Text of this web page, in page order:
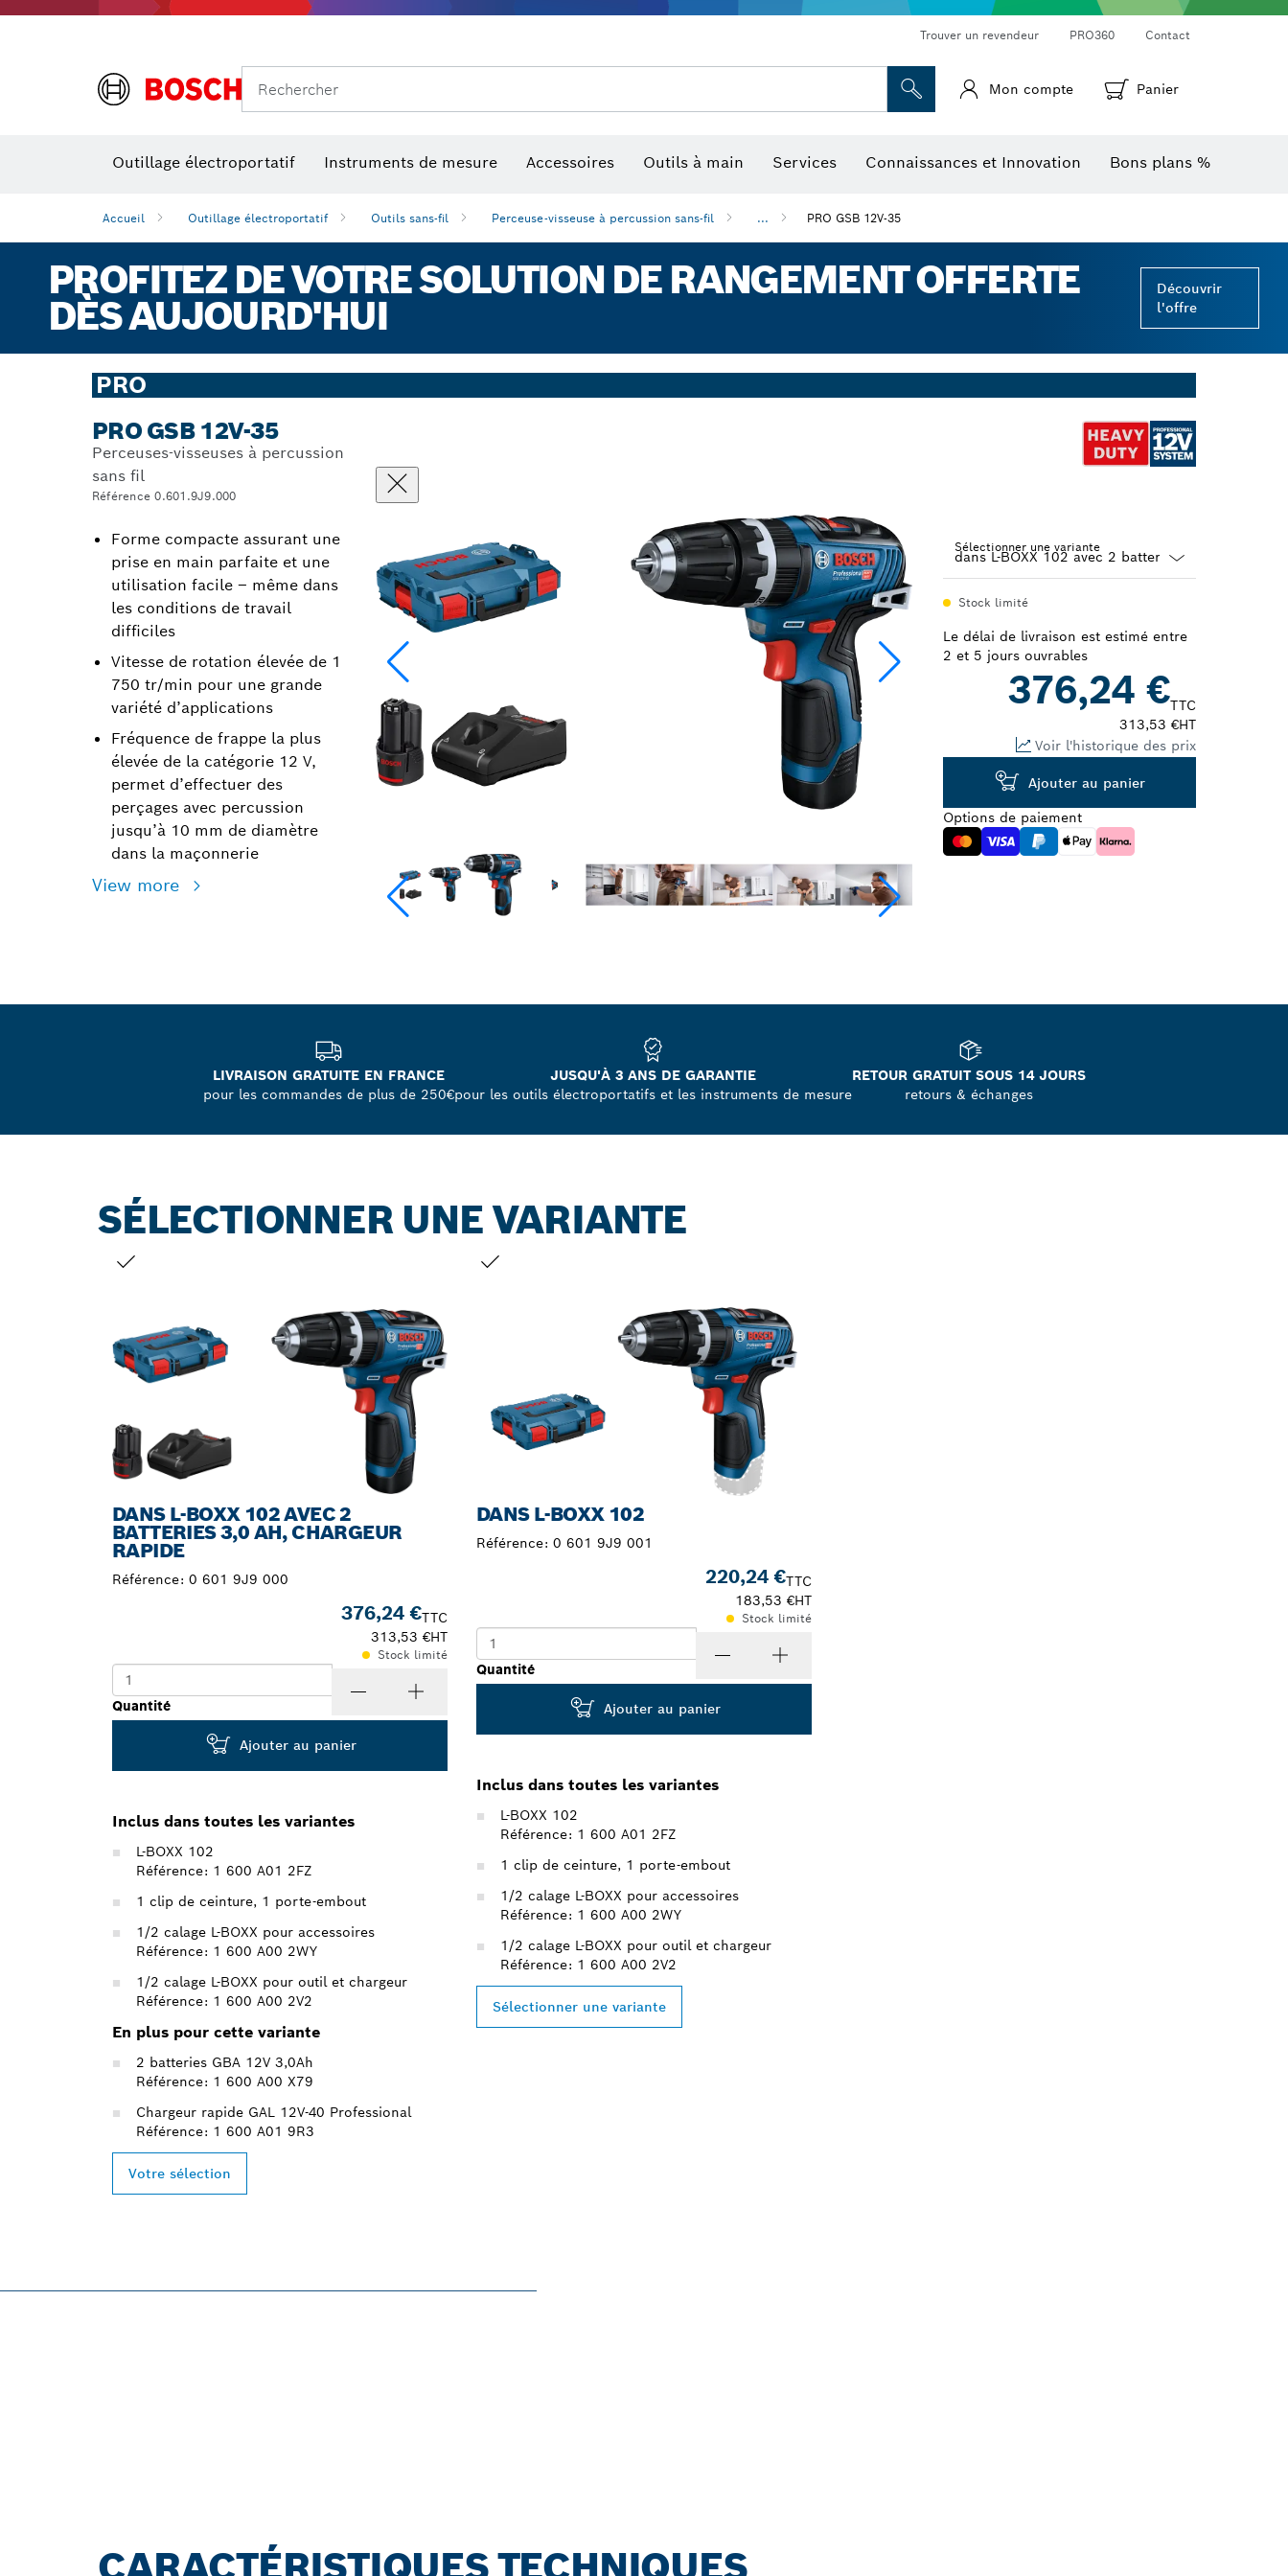
Trouver un revendeur PRO360 Contact
Rechercher Mon compte Panier
Outillage électroportatif Instruments de mesure Accessoires Outils à main Services Connaissances et Innovation Bons plans %
Accueil Outillage électroportatif Outils sans-fil Perceuse-visseuse à percussion sans-fil ... PRO GSB 12V-35
PROFITEZ DE VOTRE SOLUTION DE RANGEMENT OFFERTE
DÈS AUJOURD'HUI
Découvrir
l'offre
PRO
PRO GSB 12V-35
Perceuses-visseuses à percussion
sans fil
Référence 0.601.9J9.000
Forme compacte assurant une
prise en main parfaite et une
utilisation facile – même dans
les conditions de travail
difficiles
Vitesse de rotation élevée de 1
750 tr/min pour une grande
variété d’applications
Fréquence de frappe la plus
élevée de la catégorie 12 V,
permet d’effectuer des
perçages avec percussion
jusqu’à 10 mm de diamètre
dans la maçonnerie
View more
Sélectionner une variante
closed
Stock limité
Le délai de livraison est estimé entre
2 et 5 jours ouvrables
376,24 €TTC
313,53 €HT
Voir l'historique des prix
Ajouter au panier
Options de paiement
LIVRAISON GRATUITE EN FRANCE
pour les commandes de plus de 250€
JUSQU'À 3 ANS DE GARANTIE
pour les outils électroportatifs et les instruments de mesure
RETOUR GRATUIT SOUS 14 JOURS
retours & échanges
SÉLECTIONNER UNE VARIANTE
DANS L-BOXX 102 AVEC 2
BATTERIES 3,0 AH, CHARGEUR
RAPIDE
Référence: 0 601 9J9 000
376,24 €TTC
313,53 €HT
Stock limité
Quantité
Ajouter au panier
Inclus dans toutes les variantes
L-BOXX 102
Référence: 1 600 A01 2FZ
1 clip de ceinture, 1 porte-embout
1/2 calage L-BOXX pour accessoires
Référence: 1 600 A00 2WY
1/2 calage L-BOXX pour outil et chargeur
Référence: 1 600 A00 2V2
En plus pour cette variante
2 batteries GBA 12V 3,0Ah
Référence: 1 600 A00 X79
Chargeur rapide GAL 12V-40 Professional
Référence: 1 600 A01 9R3
Votre sélection
DANS L-BOXX 102
Référence: 0 601 9J9 001
220,24 €TTC
183,53 €HT
Stock limité
Quantité
Ajouter au panier
Inclus dans toutes les variantes
L-BOXX 102
Référence: 1 600 A01 2FZ
1 clip de ceinture, 1 porte-embout
1/2 calage L-BOXX pour accessoires
Référence: 1 600 A00 2WY
1/2 calage L-BOXX pour outil et chargeur
Référence: 1 600 A00 2V2
Sélectionner une variante